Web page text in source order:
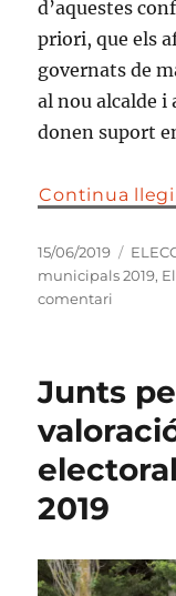
d’aquestes
priori, que els
governats de
al nou alcalde i
donen suport
Continua
Publicat
el
15/06/2019
municipals 2019,
comentari
2019,
en
la
ple
Junts
2019